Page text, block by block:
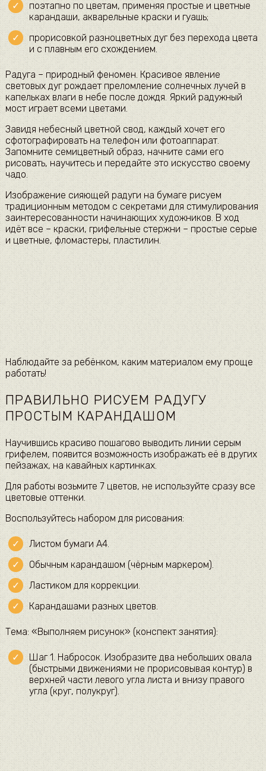
поэтапно по цветам, применяя простые и цветные
карандаши, акварельные краски и гуашь;
прорисовкой разноцветных дуг без перехода цвета
и с плавным его схождением.
Радуга – природный феномен. Красивое явление
световых дуг рождает преломление солнечных лучей в
капельках влаги в небе после дождя. Яркий радужный
мост играет всеми цветами.
Завидя небесный цветной свод, каждый хочет его
сфотографировать на телефон или фотоаппарат.
Запомните семицветный образ, начните сами его
рисовать, научитесь и передайте это искусство своему
чадо.
Изображение сияющей радуги на бумаге рисуем
традиционным методом с секретами для стимулирования
заинтересованности начинающих художников. В ход
идёт все – краски, грифельные стержни – простые серые
и цветные, фломастеры, пластилин.
Наблюдайте за ребёнком, каким материалом ему проще
работать!
ПРАВИЛЬНО РИСУЕМ РАДУГУ
ПРОСТЫМ КАРАНДАШОМ
Научившись красиво пошагово выводить линии серым
грифелем, появится возможность изображать её в других
пейзажах, на кавайных картинках.
Для работы возьмите 7 цветов, не используйте сразу все
цветовые оттенки.
Воспользуйтесь набором для рисования:
Листом бумаги А4.
Обычным карандашом (чёрным маркером).
Ластиком для коррекции.
Карандашами разных цветов.
Тема: «Выполняем рисунок» (конспект занятия):
Шаг 1. Набросок. Изобразите два небольших овала
(быстрыми движениями не прорисовывая контур) в
верхней части левого угла листа и внизу правого
угла (круг, полукруг).